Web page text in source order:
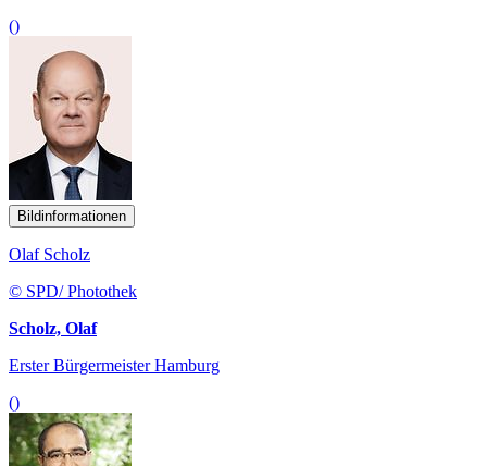
()
Bildinformationen
Olaf Scholz
© SPD/ Photothek
Scholz, Olaf
Erster Bürgermeister Hamburg
()